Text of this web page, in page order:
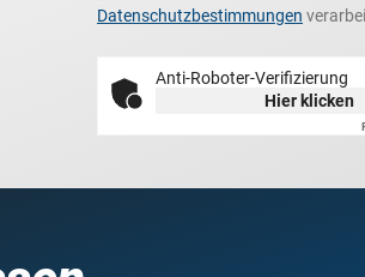
Datenschutzbestimmungen
Anti-Roboter-Verifizierung
Hier klicken